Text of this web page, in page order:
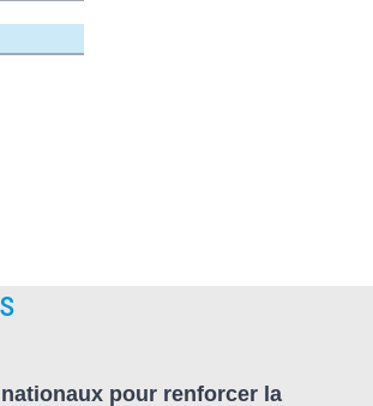
pour renforcer la